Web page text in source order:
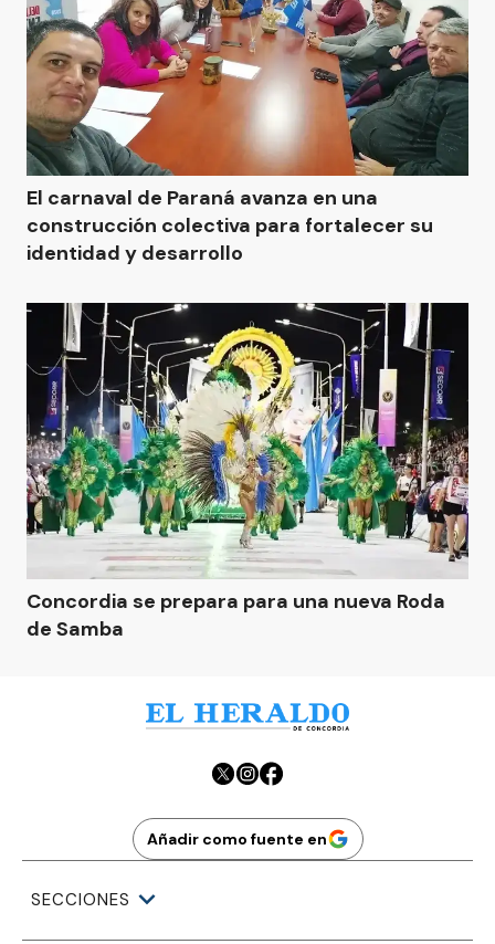
El carnaval de Paraná avanza en una
construcción colectiva para fortalecer su
identidad y desarrollo
Concordia se prepara para una nueva Roda
de Samba
Añadir como fuente en
SECCIONES